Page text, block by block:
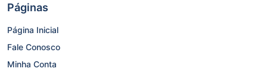
Páginas
Página Inicial
Fale Conosco
Minha Conta